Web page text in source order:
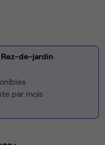
Rez-de-jardin
par mois